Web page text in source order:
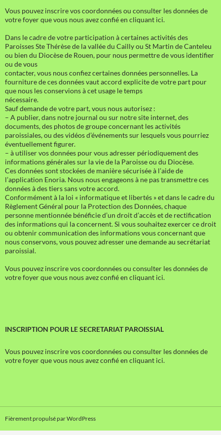
Vous pouvez inscrire vos coordonnées ou consulter les données de
votre foyer que vous nous avez confié en cliquant ici.
Dans le cadre de votre participation à certaines activités des
Paroisses Ste Thérèse de la vallée du Cailly ou St Martin de Canteleu
ou bien du Diocèse de Rouen, pour nous permettre de vous identifier
ou de vous
contacter, vous nous confiez certaines données personnelles. La
fourniture de ces données vaut accord explicite de votre part pour
que nous les conservions à cet usage le temps
nécessaire.
Sauf demande de votre part, vous nous autorisez :
– A publier, dans notre journal ou sur notre site internet, des
documents, des photos de groupe concernant les activités
paroissiales, ou des vidéos d’événements sur lesquels vous pourriez
éventuellement figurer.
– à utiliser vos données pour vous adresser périodiquement des
informations générales sur la vie de la Paroisse ou du Diocèse.
Ces données sont stockées de manière sécurisée à l’aide de
l’application Enoria. Nous nous engageons à ne pas transmettre ces
données à des tiers sans votre accord.
Conformément à la loi « informatique et libertés » et dans le cadre du
Règlement Général pour la Protection des Données, chaque
personne mentionnée bénéficie d’un droit d’accès et de rectification
des informations qui la concernent. Si vous souhaitez exercer ce droit
ou obtenir communication des informations vous concernant que
nous conservons, vous pouvez adresser une demande au secrétariat
paroissial.
Vous pouvez inscrire vos coordonnées ou consulter les données de
votre foyer que vous nous avez confié en cliquant ici.
INSCRIPTION POUR LE SECRETARIAT PAROISSIAL
Vous pouvez inscrire vos coordonnées ou consulter les données de
votre foyer que vous nous avez confié en cliquant ici.
Fièrement propulsé par WordPress